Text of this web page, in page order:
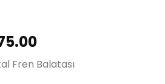
Şu
andaki
fiyat:
Fren Balatası